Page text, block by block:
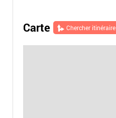
Carte Chercher itinéraire